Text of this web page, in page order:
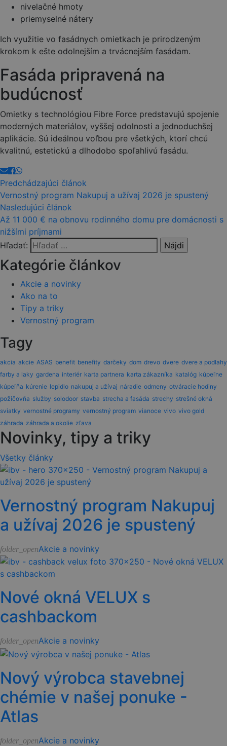
nivelačné hmoty
priemyselné nátery
Ich využitie vo fasádnych omietkach je prirodzeným
krokom k ešte odolnejším a trvácnejším fasádam.
Fasáda pripravená na
budúcnosť
Omietky s technológiou Fibre Force predstavujú spojenie
moderných materiálov, vyššej odolnosti a jednoduchšej
aplikácie. Sú ideálnou voľbou pre všetkých, ktorí chcú
kvalitnú, estetickú a dlhodobo spoľahlivú fasádu.
Predchádzajúci článok
Vernostný program Nakupuj a užívaj 2026 je spustený
Nasledujúci článok
Až 11 000 € na obnovu rodinného domu pre domácnosti s
nižšími príjmami
Hľadať:
Kategórie článkov
Akcie a novinky
Ako na to
Tipy a triky
Vernostný program
Tagy
akcia akcie ASAS benefit benefity darčeky dom drevo dvere dvere a podlahy
farby a laky gardena interiér karta partnera karta zákazníka katalóg kúpeľne
kúpeľňa kúrenie lepidlo nakupuj a užívaj náradie odmeny otváracie hodiny
požičovňa služby solodoor stavba strecha a fasáda strechy strešné okná
sviatky vernostné programy vernostný program vianoce vivo vivo gold
záhrada záhrada a okolie zľava
Novinky, tipy a triky
Všetky články
Vernostný program Nakupuj
a užívaj 2026 je spustený
folder_openAkcie a novinky
Nové okná VELUX s
cashbackom
folder_openAkcie a novinky
Nový výrobca stavebnej
chémie v našej ponuke -
Atlas
folder_openAkcie a novinky